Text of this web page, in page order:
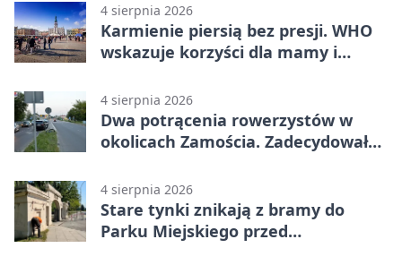
4 sierpnia 2026
Karmienie piersią bez presji. WHO
wskazuje korzyści dla mamy i
4 sierpnia 2026
Dwa potrącenia rowerzystów w
okolicach Zamościa. Zadecydowało
4 sierpnia 2026
Stare tynki znikają z bramy do
Parku Miejskiego przed